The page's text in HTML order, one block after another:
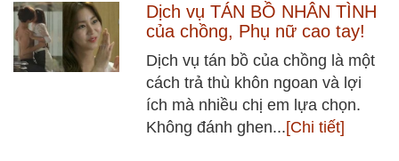
Dịch vụ TÁN BỒ NHÂN TÌNH
của chồng, Phụ nữ cao tay!
Dịch vụ tán bồ của chồng là một
cách trả thù khôn ngoan và lợi
ích mà nhiều chị em lựa chọn.
Không đánh ghen...[Chi tiết]